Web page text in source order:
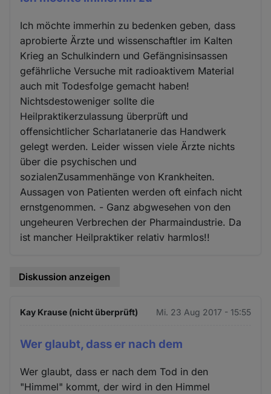
Ich möchte immerhin zu bedenken geben, dass
aprobierte Ärzte und wissenschaftler im Kalten
Krieg an Schulkindern und Gefängnisinsassen
gefährliche Versuche mit radioaktivem Material
auch mit Todesfolge gemacht haben!
Nichtsdestoweniger sollte die
Heilpraktikerzulassung überprüft und
offensichtlicher Scharlatanerie das Handwerk
gelegt werden. Leider wissen viele Ärzte nichts
über die psychischen und
sozialenZusammenhänge von Krankheiten.
Aussagen von Patienten werden oft einfach nicht
ernstgenommen. - Ganz abgwesehen von den
ungeheuren Verbrechen der Pharmaindustrie. Da
ist mancher Heilpraktiker relativ harmlos!!
Diskussion anzeigen
Kay Krause (nicht überprüft) Mi. 23 Aug 2017 - 15:55
Wer glaubt, dass er nach dem
Wer glaubt, dass er nach dem Tod in den
"Himmel" kommt, der wird in den Himmel